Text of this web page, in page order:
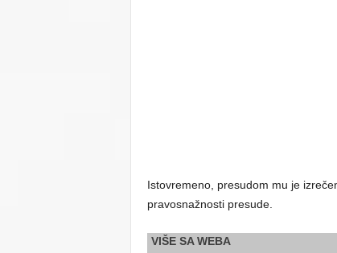
Istovremeno, presudom mu je
pravosnažnosti presude.